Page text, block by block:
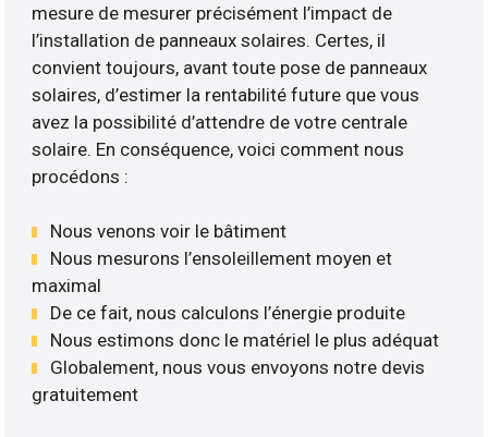
mesure de mesurer précisément l’impact de
l’installation de panneaux solaires. Certes, il
convient toujours, avant toute pose de panneaux
solaires, d’estimer la rentabilité future que vous
avez la possibilité d’attendre de votre centrale
solaire. En conséquence, voici comment nous
procédons :
Nous venons voir le bâtiment
Nous mesurons l’ensoleillement moyen et
maximal
De ce fait, nous calculons l’énergie produite
Nous estimons donc le matériel le plus adéquat
Globalement, nous vous envoyons notre devis
gratuitement